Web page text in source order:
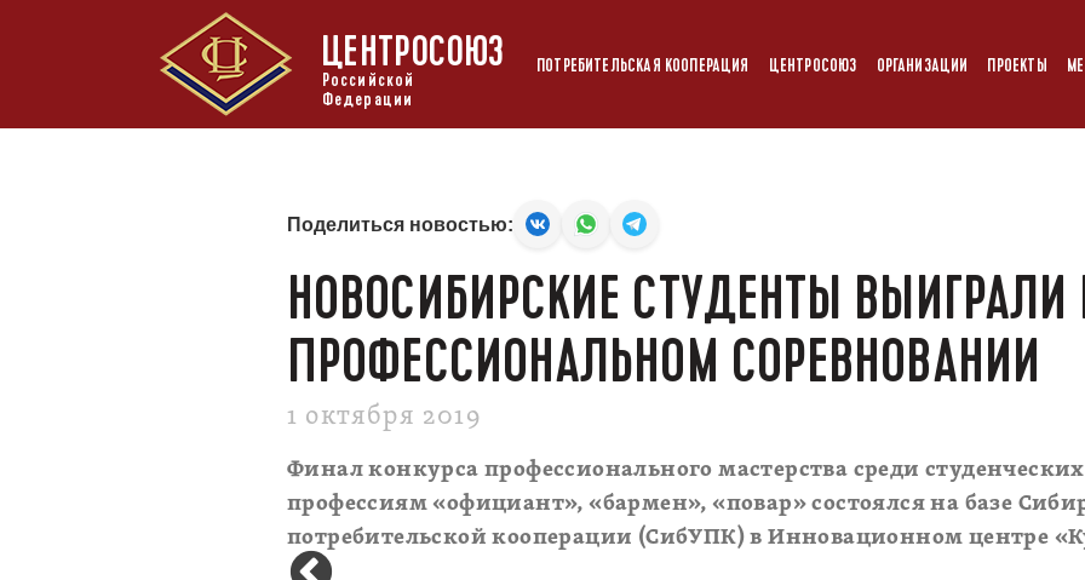
ЦЕНТРОСОЮЗ
Российской
Федерации
ПОТРЕБИТЕЛЬСКАЯ КООПЕРАЦИЯ ЦЕНТРОСОЮЗ ОРГАНИЗАЦИИ ПРОЕКТЫ
Поделиться новостью:
НОВОСИБИРСКИЕ СТУДЕНТЫ ВЫИГРАЛИ
ПРОФЕССИОНАЛЬНОМ СОРЕВНОВАНИИ
1 октября 2019
Финал конкурса профессионального мастерства среди
профессиям «официант», «бармен», «повар» состоялся на базе
потребительской кооперации (СибУПК) в Инновационном центре